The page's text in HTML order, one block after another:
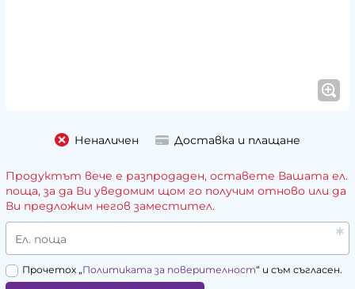
Неналичен Доставка и плащане
Продуктът вече е разпродаден, оставете Вашата ел.
поща, за да Ви уведомим щом го получим отново или да
Ви предложим негов заместител.
Ел. поща
Прочетох „Политиката за поверителност“ и съм съгласен.